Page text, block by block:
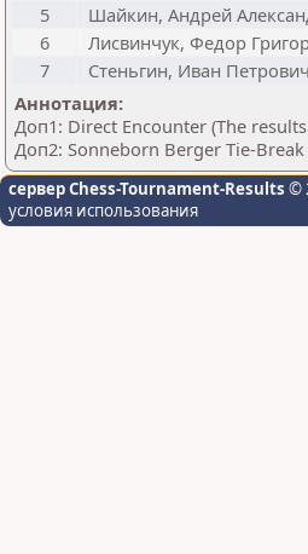
5
Шайкин, Андрей
6
Лисвинчук, Федор
7
Стеньгин, Иван Петрович
Аннотация:
Доп1: Direct Encounter (The
Доп2: Sonneborn Berger Tie-
сервер Chess-Tournament-Results ©
условия использования